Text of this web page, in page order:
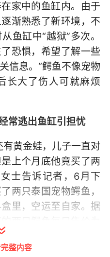
家中的鱼缸内。由于
渐熟悉了新环境，不
鱼缸中“越狱”多次。
恐惧，希望了解一些
信息。“鳄鱼不像宠物
长大了伤人可就麻烦
常逃出鱼缸引担忧
有黄金蛙，儿子一直对
上个月底他竟买了两
士告诉记者，6月下
两只泰国宠物鳄鱼，
里，空运至自家。据
左右大小。根据卖家
主要靠小鱼、贝类为
整内容